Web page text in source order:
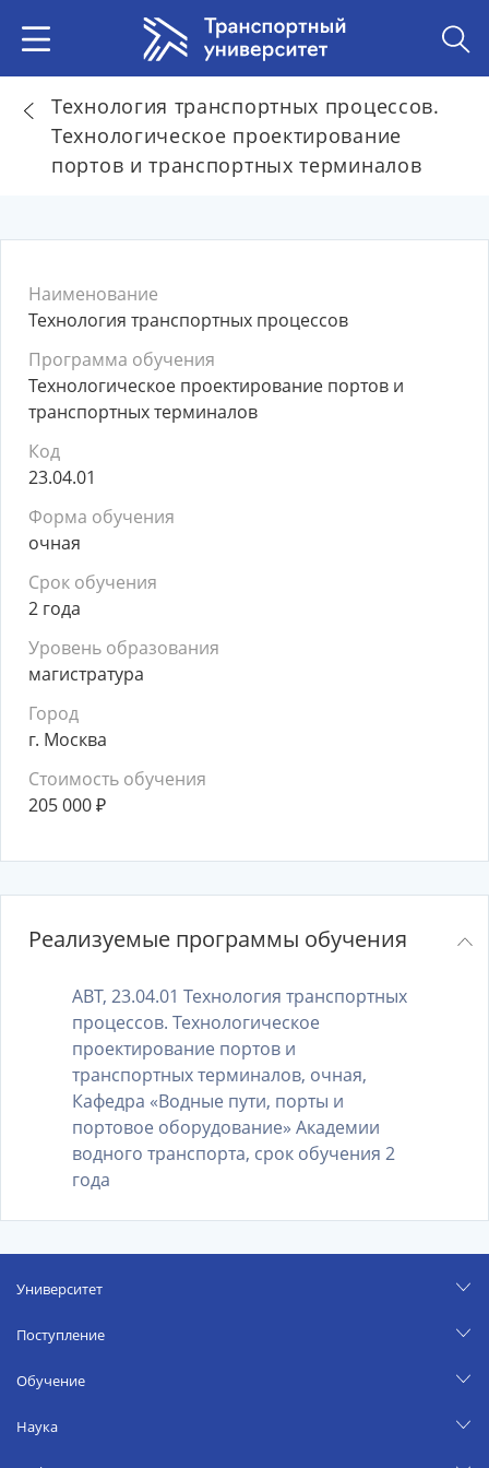
Технология транспортных процессов.
Технологическое проектирование
портов и транспортных терминалов
Наименование
Технология транспортных процессов
Программа обучения
Технологическое проектирование портов и
транспортных терминалов
Код
23.04.01
Форма обучения
очная
Срок обучения
2 года
Уровень образования
магистратура
Город
г. Москва
Стоимость обучения
205 000₽
Реализуемые программы обучения
АВТ, 23.04.01 Технология транспортных
процессов. Технологическое
проектирование портов и
транспортных терминалов, очная,
Кафедра «Водные пути, порты и
портовое оборудование» Академии
водного транспорта, срок обучения 2
года
Университет
Поступление
Обучение
Наука